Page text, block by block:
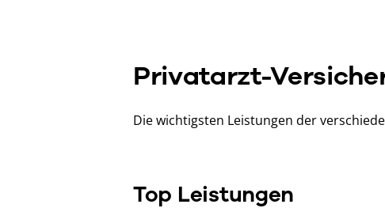
Privatarzt-
Die wichtigsten Leistungen der
Top Leistungen